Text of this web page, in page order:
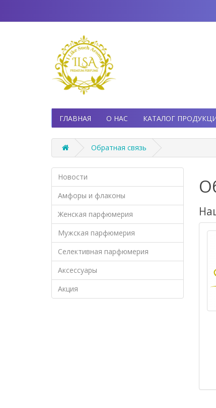
ГЛАВНАЯ О НАС КАТАЛОГ
Обратная связь
Новости
Амфоры и флаконы
Женская парфюмерия
Мужская парфюмерия
Селективная парфюмерия
Аксессуары
Акция